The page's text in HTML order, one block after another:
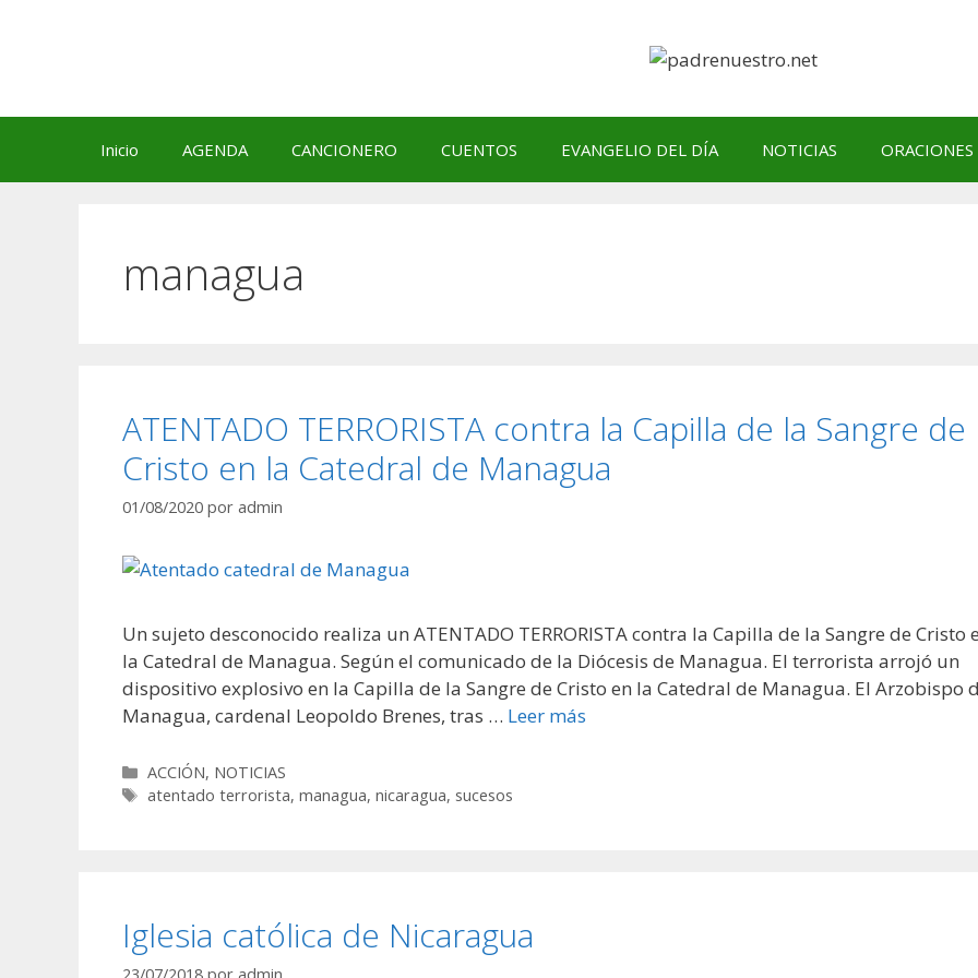
Inicio AGENDA CANCIONERO CUENTOS EVANGELIO DEL DÍA NOTICIAS ORACIONES
managua
ATENTADO TERRORISTA contra la Capilla de la Sangre de
Cristo en la Catedral de Managua
01/08/2020 por admin
Un sujeto desconocido realiza un ATENTADO TERRORISTA contra la Capilla de la Sangre de Cristo
la Catedral de Managua. Según el comunicado de la Diócesis de Managua. El terrorista arrojó un
dispositivo explosivo en la Capilla de la Sangre de Cristo en la Catedral de Managua. El Arzobispo
Managua, cardenal Leopoldo Brenes, tras … Leer más
Categorías
ACCIÓN, NOTICIAS
Etiquetas
atentado terrorista,managua,nicaragua, sucesos
Iglesia católica de Nicaragua